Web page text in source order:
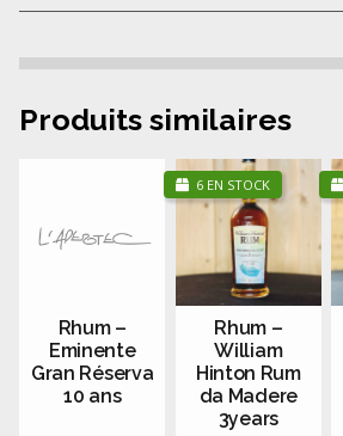
Produits similaires
Rhum –
Eminente
Gran Réserva
10 ans
Rhum –
William
Hinton Rum
da Madere
3years
6 EN STOCK